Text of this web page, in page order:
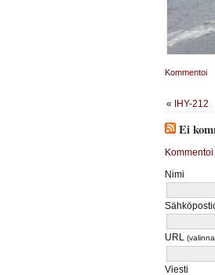
Kommentoi
« IHY-212
Ei
Kommentoi
Nimi
URL
Viesti